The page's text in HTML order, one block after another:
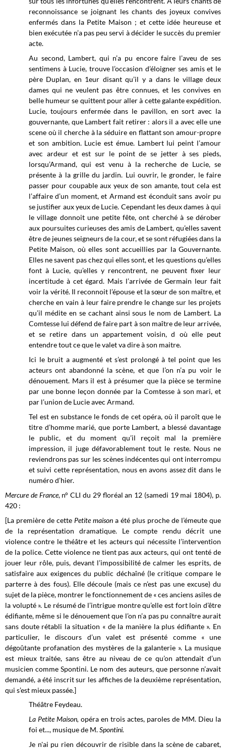
reconnoissance se joignant les chants des joyeux convives
enfermés dans la Petite Maison ; et cette idée heureuse et
bien exécutée n’a pas peu servi à décider le succès du premier
acte.
Au second, Lambert, qui n’a pu encore faire l’aveu de ses
sentimens à Lucie, trouve l’occasion d’éloigner ses amis et le
père Duplan, en 1eur disant qu’il y a dans le village deux
dames qui ne veulent pas être connues, et les convives en
belle humeur se quittent pour aller à cette galante expédition.
Lucie, toujours enfermée dans le pavillon, en sort avec la
gouvernante, que Lambert fait retirer : alors il a avec elle une
scene où il cherche à la séduire en flattant son amour-propre
et son ambition. Lucie est émue. Lambert lui peint l’amour
avec ardeur et est sur le point de se jetter à ses pieds,
lorsqu’Armand, qui est venu à la recherche de Lucie, se
présente à la grille du jardin. Lui ouvrir, le gronder, le faire
passer pour coupable aux yeux de son amante, tout cela est
l’affaire d’un moment, et Armand est éconduit sans avoir pu
se justifier aux yeux de Lucie. Cependant les deux dames à qui
le village donnoit une petite fête, ont cherché à se dérober
aux poursuites curieuses des amis de Lambert, qu’elles savent
être de jeunes seigneurs de la cour, et se sont réfugiées dans la
Petite Maison, où elles sont accueillies par la Gouvernante.
Elles ne savent pas chez qui elles sont, et les questions qu’elles
font à Lucie, qu’elles y rencontrent, ne peuvent fixer leur
incertitude à cet égard. Mais l’arrivée de Germain leur fait
voir la vérité. Il reconnoit l’épouse et la sœur de son maître, et
cherche en vain à leur faire prendre le change sur les projets
qu’il médite en se cachant ainsi sous le nom de Lambert. La
Comtesse lui défend de faire part à son maître de leur arrivée,
et se retire dans un appartement voisin, d où elle peut
entendre tout ce que le valet va dire à son maitre.
Ici le bruit a augmenté et s’est prolongé à tel point que les
acteurs ont abandonné la scène, et que l’on n’a pu voir le
dénouement. Mars il est à présumer que la pièce se termine
par une bonne leçon donnée par la Comtesse à son mari, et
par l’union de Lucie avec Armand.
Tel est en substance le fonds de cet opéra, où il paroît que le
titre d’homme marié, que porte Lambert, a blessé davantage
le public, et du moment qu’il reçoit mal la première
impression, il juge défavorablement tout le reste. Nous ne
reviendrons pas sur les scènes indécentes qui ont interrompu
et suivi cette représentation, nous en avons assez dit dans le
numéro d’hier.
Mercure de France, n° CLI du 29 floréal an 12 (samedi 19 mai 1804), p.
420 :
[La première de cette Petite maison a été plus proche de l’émeute que
de la représentation dramatique. Le compte rendu décrit une
violence contre le théâtre et les acteurs qui nécessite l’intervention
de la police. Cette violence ne tient pas aux acteurs, qui ont tenté de
jouer leur rôle, puis, devant l’impossibilité de calmer les esprits, de
satisfaire aux exigences du public déchaîné (le critique compare le
parterre à des fous). Elle découle (mais ce n’est pas une excuse) du
sujet de la pièce, montrer le fonctionnement de « ces anciens asiles de
la volupté ». Le résumé de l’intrigue montre qu’elle est fort loin d’être
édifiante, même si le dénouement que l’on n’a pas pu connaître aurait
sans doute rétabli la situation « de la manière la plus édifiante ». En
particulier, le discours d’un valet est présenté comme « une
dégoûtante profanation des mystères de la galanterie ». La musique
est mieux traitée, sans être au niveau de ce qu’on attendait d’un
musicien comme Spontini. Le nom des auteurs, que personne n’avait
demandé, a été inscrit sur les affiches de la deuxième représentation,
qui s’est mieux passée.]
Théâtre Feydeau.
La Petite Maison,opéra en trois actes, paroles de MM. Dieu la
foi et..., musique de M.Spontini.
Je n'ai pu rien découvrir de risible dans la scène de cabaret,